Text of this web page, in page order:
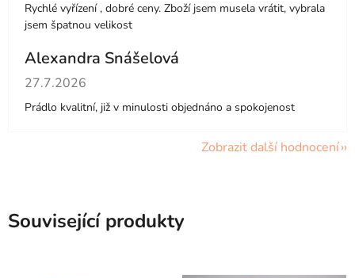
Rychlé vyřízení , dobré ceny. Zboží jsem musela vrátit, vybrala
jsem špatnou velikost
Alexandra Snášelová
Hodnocení obchodu je 5 z 5 hvězdiček.
27.7.2026
Prádlo kvalitní, již v minulosti objednáno a spokojenost
Zobrazit další hodnocení
Související produkty